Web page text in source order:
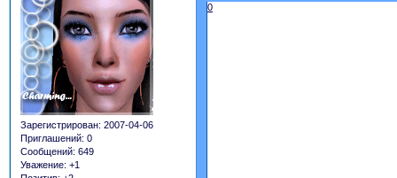
Зарегистрирован: 2007-04-06
Приглашений: 0
Сообщений: 649
Уважение: +1
0